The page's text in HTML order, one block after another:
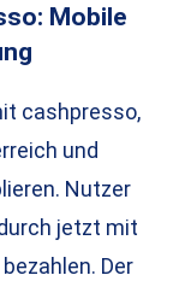
Mobile
cashpresso,
und
Nutzer
jetzt mit
Der